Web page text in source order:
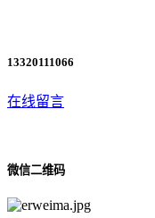
13320111066
在线留言
微信二维码